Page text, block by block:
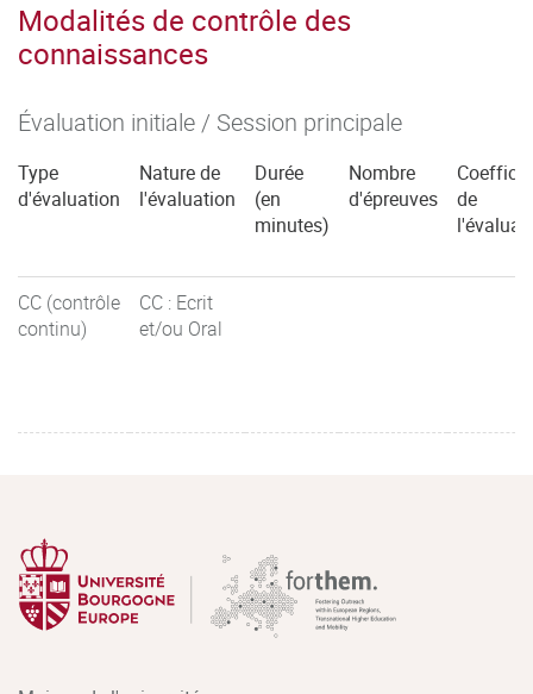
Modalités de contrôle des
connaissances
Évaluation initiale / Session principale
Type
d'évaluation
Nature de
l'évaluation
Durée
(en
minutes)
Nombre
d'épreuves
de
CC (contrôle
continu)
CC : Ecrit
et/ou Oral